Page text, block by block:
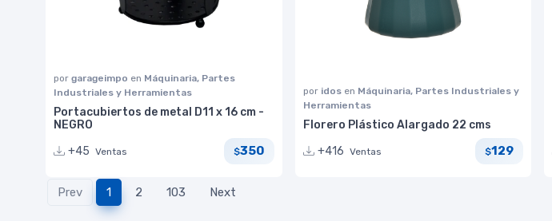
por garageimpo en Máquinaria, Partes
Industriales y Herramientas
Portacubiertos de metal D11 x 16 cm -
NEGRO
+45 Ventas $350
por idos en Máquinaria, Partes Industriales y
Herramientas
Florero Plástico Alargado 22 cms
+416 Ventas $129
Prev 1 2 103 Next